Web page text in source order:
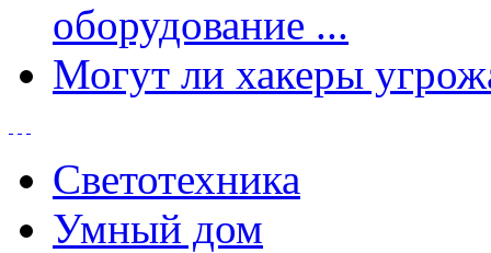
оборудование ...
Могут ли хакеры
Светотехника
Умный дом